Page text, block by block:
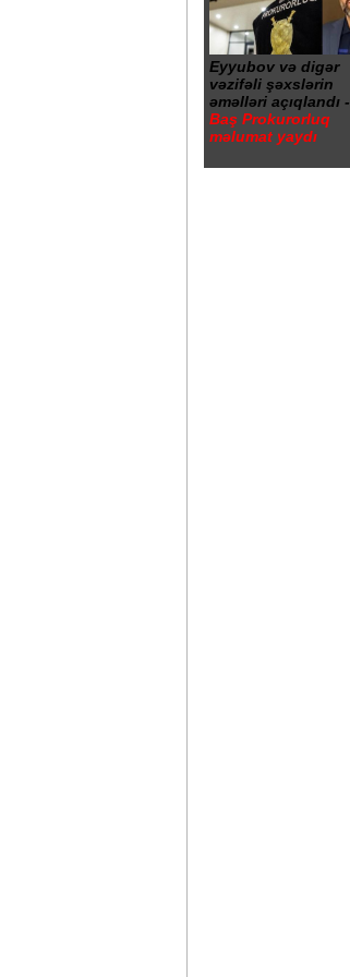
Eyyubov və digər
vəzifəli şəxslərin
əməlləri açıqlandı -
Baş Prokurorluq
məlumat yaydı